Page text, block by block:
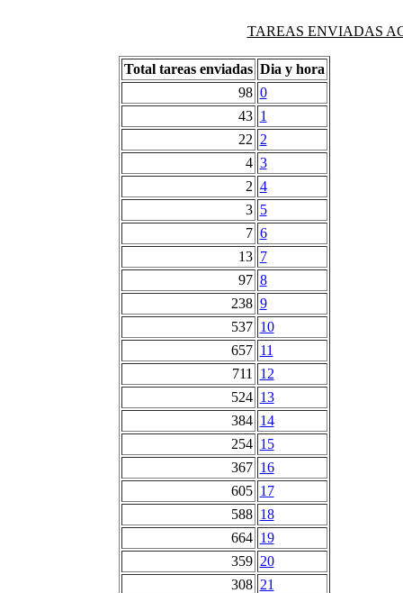
TAREAS ENVIADAS
Total tareas enviadas Dia y hora
98 0
43 1
22 2
4 3
2 4
3 5
7 6
13 7
97 8
238 9
537 10
657 11
711
12
524 13
384 14
254 15
367 16
605 17
588 18
664 19
359 20
308 21